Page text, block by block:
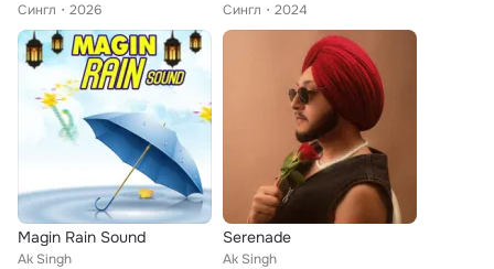
Сингл
2026
Сингл
2024
Magin Rain Sound
Ak Singh
Serenade
Ak Singh